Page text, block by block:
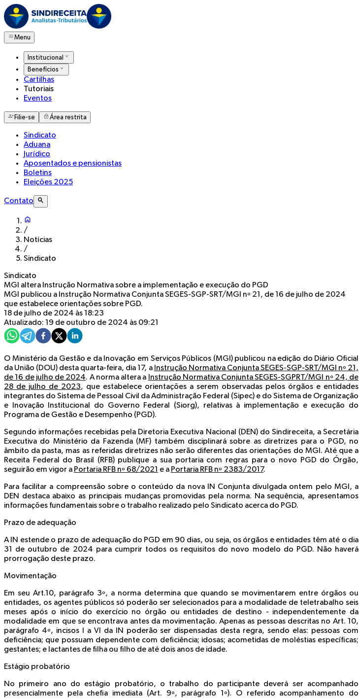
Menu
Institucional
Benefícios
Cartilhas
Tutoriais
Eventos
Filie-se Área restrita
Sindicato
Aduana
Jurídico
Aposentados e pensionistas
Boletins
Eleições 2025
Contato
/
Notícias
/
Sindicato
Sindicato
MGI altera Instrução Normativa sobre a implementação e execução do PGD
MGI publicou a Instrução Normativa Conjunta SEGES-SGP-SRT/MGI nº 21, de 16 de julho de 2024
que estabelece orientações sobre PGD.
18 de julho de 2024 às 18:23
Atualizado: 19 de outubro de 2024 às 09:21
O Ministério da Gestão e da Inovação em Serviços Públicos (MGI) publicou na edição do Diário Oficial
da União (DOU) desta quarta-feira, dia 17, a Instrução Normativa Conjunta SEGES-SGP-SRT/MGI nº 21,
de 16 de julho de 2024. A norma altera a Instrução Normativa Conjunta SEGES-SGPRT/MGI nº 24, de
28 de julho de 2023, que estabelece orientações a serem observadas pelos órgãos e entidades
integrantes do Sistema de Pessoal Civil da Administração Federal (Sipec) e do Sistema de Organização
e Inovação Institucional do Governo Federal (Siorg), relativas à implementação e execução do
Programa de Gestão e Desempenho (PGD).
Segundo informações recebidas pela Diretoria Executiva Nacional (DEN) do Sindireceita, a Secretária
Executiva do Ministério da Fazenda (MF) também disciplinará sobre as diretrizes para o PGD, no
âmbito da pasta, mas as referidas diretrizes não serão diferentes das orientações do MGI. Até que a
Receita Federal do Brasil (RFB) publique a sua portaria com regras para o novo PGD do Órgão,
seguirão em vigor a Portaria RFB nº 68/2021 e a Portaria RFB nº 2383/2017.
Para facilitar a compreensão sobre o conteúdo da nova IN Conjunta divulgada ontem pelo MGI, a
DEN destaca abaixo as principais mudanças promovidas pela norma. Na sequência, apresentamos
informações fundamentais sobre o trabalho realizado pelo Sindicato acerca do PGD.
Prazo de adequação
A IN estende o prazo de adequação do PGD em 90 dias, ou seja, os órgãos e entidades têm até o dia
31 de outubro de 2024 para cumprir todos os requisitos do novo modelo do PGD. Não haverá
prorrogação deste prazo.
Movimentação
Em seu Art.10, parágrafo 3º, a norma determina que quando se movimentarem entre órgãos ou
entidades, os agentes públicos só poderão ser selecionados para a modalidade de teletrabalho seis
meses após o início do exercício no órgão ou entidades de destino - independentemente da
modalidade em que se encontrava antes da movimentação. Apenas as pessoas descritas no Art. 10,
parágrafo 4º, incisos I a VI da IN poderão ser dispensadas desta regra, sendo elas: pessoas com
deficiência; que possuam dependente com deficiência; idosas; acometidas de moléstias específicas;
gestantes; e lactantes de filha ou filho de até dois anos de idade.
Estágio probatório
No primeiro ano do estágio probatório, o trabalho do participante deverá ser acompanhado
presencialmente pela chefia imediata (Art. 9º, parágrafo 1º). O referido acompanhamento do